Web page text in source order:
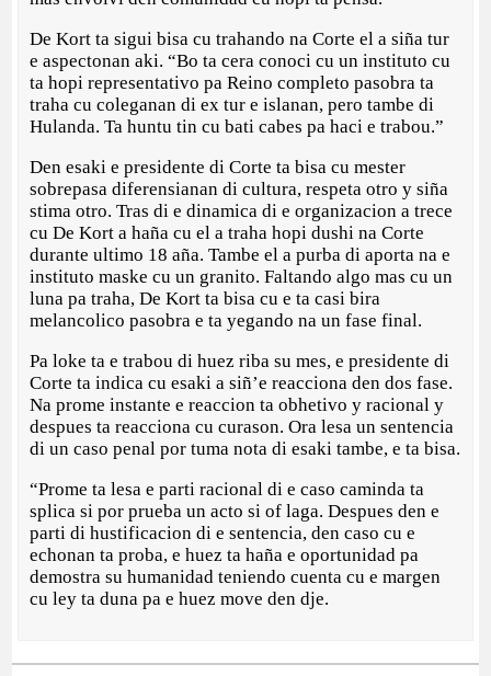
De Kort ta sigui bisa cu trahando na Corte el a siña tur
e aspectonan aki. “Bo ta cera conoci cu un instituto cu
ta hopi representativo pa Reino completo pasobra ta
traha cu coleganan di ex tur e islanan, pero tambe di
Hulanda. Ta huntu tin cu bati cabes pa haci e trabou.”
Den esaki e presidente di Corte ta bisa cu mester
sobrepasa diferensianan di cultura, respeta otro y siña
stima otro. Tras di e dinamica di e organizacion a trece
cu De Kort a haña cu el a traha hopi dushi na Corte
durante ultimo 18 aña. Tambe el a purba di aporta na e
instituto maske cu un granito. Faltando algo mas cu un
luna pa traha, De Kort ta bisa cu e ta casi bira
melancolico pasobra e ta yegando na un fase final.
Pa loke ta e trabou di huez riba su mes, e presidente di
Corte ta indica cu esaki a siñ’e reacciona den dos fase.
Na prome instante e reaccion ta obhetivo y racional y
despues ta reacciona cu curason. Ora lesa un sentencia
di un caso penal por tuma nota di esaki tambe, e ta bisa.
“Prome ta lesa e parti racional di e caso caminda ta
splica si por prueba un acto si of laga. Despues den e
parti di hustificacion di e sentencia, den caso cu e
echonan ta proba, e huez ta haña e oportunidad pa
demostra su humanidad teniendo cuenta cu e margen
cu ley ta duna pa e huez move den dje.